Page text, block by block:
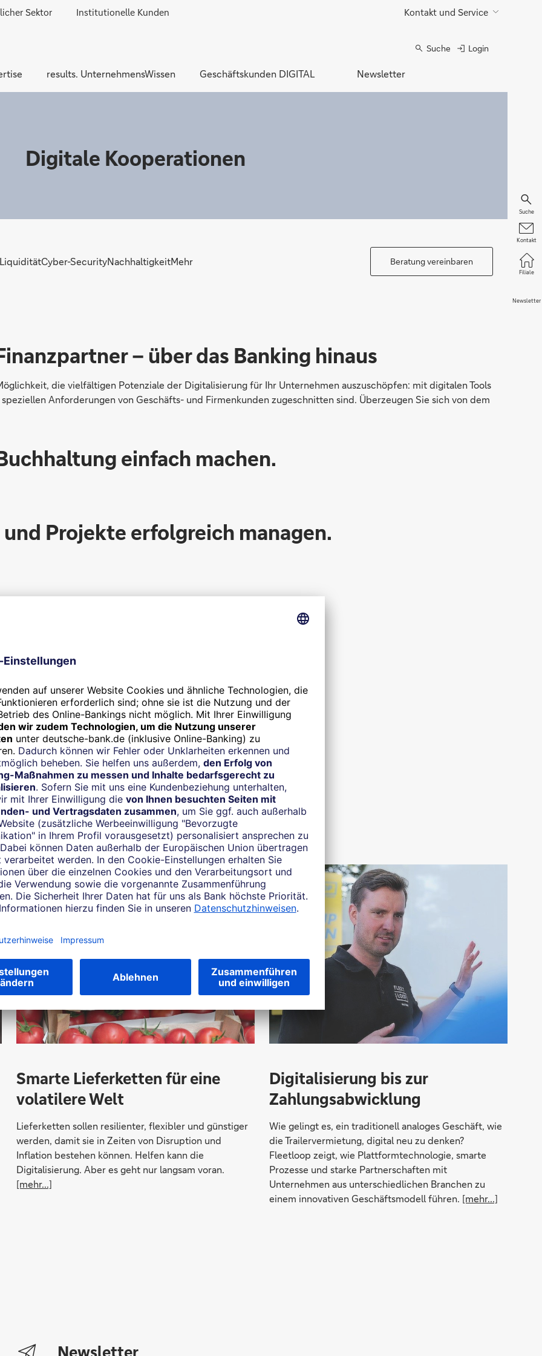
Direkt zur Hauptnavigation (Enter drücken)
Direkt zum Hauptinhalt (Enter drücken)
Kontakt und Service
Sektor Institutionelle Kunden
Suche Login
results. UnternehmensWissen Geschäftskunden DIGITAL Newsletter
Suche
Kontakt
Filiale
Newsletter
Digitale Kooperationen
LiquiditätCyber-SecurityNachhaltigkeitMehr Beratung vereinbaren
– über das Banking hinaus
die vielfältigen Potenziale der Digitalisierung für Ihr Unternehmen auszuschöpfen: mit digitalen Tools
Anforderungen von Geschäfts- und Firmenkunden zugeschnitten sind. Überzeugen Sie sich von dem
einfach machen.
und Projekte erfolgreich managen.
cyber-sicher machen.
Nachhaltig sein.
Mehr zum Thema
Smarte Lieferketten für eine
volatilere Welt
Lieferketten sollen resilienter, flexibler und günstiger
werden, damit sie in Zeiten von Disruption und
Inflation bestehen können. Helfen kann die
Digitalisierung. Aber es geht nur langsam voran.
[mehr...]
Digitalisierung bis zur
Zahlungsabwicklung
Wie gelingt es, ein traditionell analoges Geschäft, wie
die Trailervermietung, digital neu zu denken?
Fleetloop zeigt, wie Plattformtechnologie, smarte
Prozesse und starke Partnerschaften mit
Unternehmen aus unterschiedlichen Branchen zu
einem innovativen Geschäftsmodell führen. [mehr...]